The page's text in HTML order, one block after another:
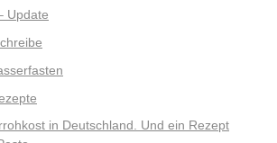
Update
in Deutschland. Und ein Rezept